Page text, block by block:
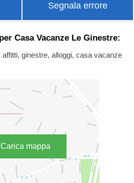
Segnala errore
Casa Vacanze Le Ginestre:
ginestre, alloggi, casa vacanze
Carica mappa